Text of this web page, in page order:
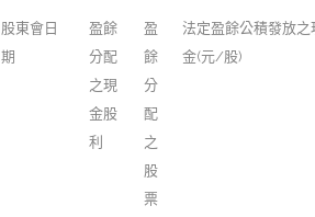
股東會日
期
盈餘
分配
之現
金股
利
盈
餘
分
配
之
股
票
法定盈餘公積發放之
金(元/股)